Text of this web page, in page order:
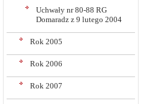
Uchwały nr 80-88 RG
Domaradz z 9 lutego 2004
Rok 2005
Rok 2006
Rok 2007